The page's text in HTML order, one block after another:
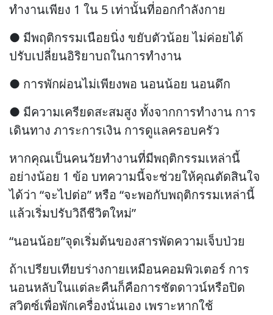
ทำงานเพียง 1 ใน 5 เท่านั้นที่ออกกำลังกาย
● มีพฤติกรรมเนือยนิ่ง ขยับตัวน้อย ไม่ค่อยได้
ปรับเปลี่ยนอิริยาบถในการทำงาน
● การพักผ่อนไม่เพียงพอ นอนน้อย นอนดึก
● มีความเครียดสะสมสูง ทั้งจากการทำงาน การ
เดินทาง ภาระการเงิน การดูแลครอบครัว
หากคุณเป็นคนวัยทำงานที่มีพฤติกรรมเหล่านี้
อย่างน้อย 1 ข้อ บทความนี้จะช่วยให้คุณตัดสินใจ
ได้ว่า “จะไปต่อ” หรือ “จะพอกับพฤติกรรมเหล่านี้
แล้วเริ่มปรับวิถีชีวิตใหม่”
“นอนน้อย”จุดเริ่มต้นของสารพัดความเจ็บป่วย
ถ้าเปรียบเทียบร่างกายเหมือนคอมพิวเตอร์ การ
นอนหลับในแต่ละคืนก็คือการชัตดาวน์หรือปิด
สวิตซ์เพื่อพักเครื่องนั่นเอง เพราะหากใช้